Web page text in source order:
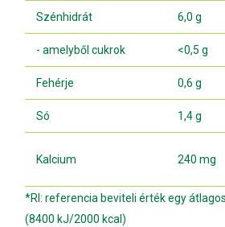
Szénhidrát 6,0 g
- amelyből cukrok <0,5 g
Fehérje 0,6 g
Só 1,4 g
Kalcium 240 mg
*RI: referencia beviteli érték egy
(8400 kJ/2000 kcal)